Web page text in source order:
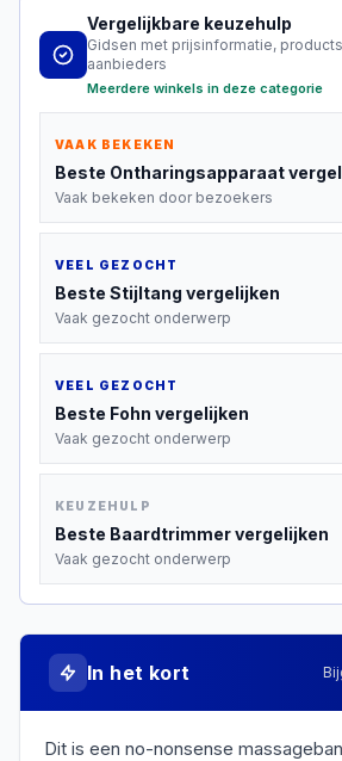
Vergelijkbare keuzehulp
Gidsen met prijsinformatie,
aanbieders
Meerdere winkels in deze categorie
VAAK BEKEKEN
Beste Ontharingsapparaat
Vaak bekeken door bezoekers
VEEL GEZOCHT
Beste Stijltang vergelijken
Vaak gezocht onderwerp
VEEL GEZOCHT
Beste Fohn vergelijken
Vaak gezocht onderwerp
KEUZEHULP
Beste Baardtrimmervergelijken
Vaak gezocht onderwerp
In het kort
Dit is een no-nonsense